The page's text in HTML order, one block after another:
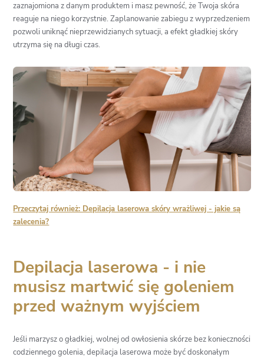
zaznajomiona z danym produktem i masz pewność, że Twoja skóra
reaguje na niego korzystnie. Zaplanowanie zabiegu z wyprzedzeniem
pozwoli uniknąć nieprzewidzianych sytuacji, a efekt gładkiej skóry
utrzyma się na długi czas.
Przeczytaj również: Depilacja laserowa skóry wrażliwej - jakie są
zalecenia?
Depilacja laserowa - i nie
musisz martwić się goleniem
przed ważnym wyjściem
Jeśli marzysz o gładkiej, wolnej od owłosienia skórze bez konieczności
codziennego golenia, depilacja laserowa może być doskonałym